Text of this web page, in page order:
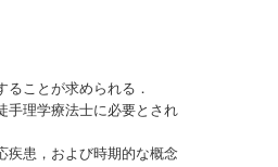
ことが求められる．
手理学療法士に必要とされ
疾患，および時期的な概念